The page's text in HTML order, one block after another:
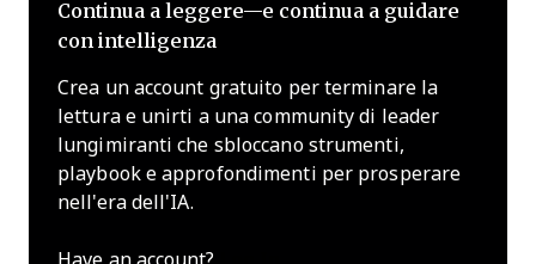
Continua a leggere—e continua a guidare
con intelligenza
Crea un account gratuito per terminare la
lettura e unirti a una community di leader
lungimiranti che sbloccano strumenti,
playbook e approfondimenti per prosperare
nell'era dell'IA.
Have an account?